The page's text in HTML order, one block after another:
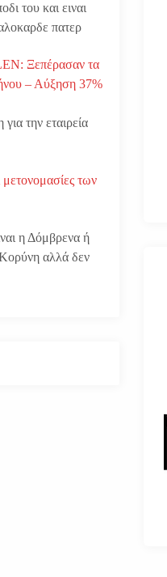
του και ειναι
πατερ
Ξεπέρασαν τα
– Αύξηση 37%
την εταιρεία
μετονομασίες των
η Δόμβρενα ή
αλλά δεν